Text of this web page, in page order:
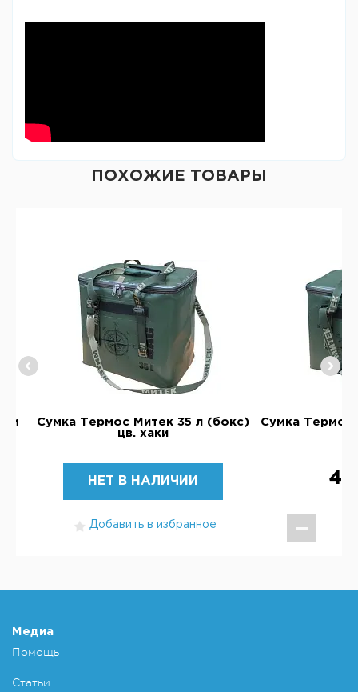
ПОХОЖИЕ ТОВАРЫ
см
Сумка Термос Митек 35 л (бокс)
цв. хаки
НЕТ В НАЛИЧИИ
Добавить в избранное
Сумка Термос
4
Медиа
Помощь
Статьи